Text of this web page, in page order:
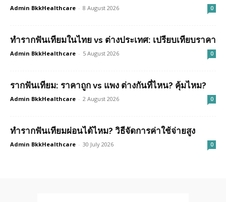
Admin BkkHealthcare - 8 August 2026 0
ทำรากฟันเทียมในไทย vs ต่างประเทศ: เปรียบเทียบราคา
Admin BkkHealthcare - 5 August 2026 0
รากฟันเทียม: ราคาถูก vs แพง ต่างกันที่ไหน? คุ้มไหม?
Admin BkkHealthcare - 2 August 2026 0
ทำรากฟันเทียมผ่อนได้ไหม? วิธีจัดการค่าใช้จ่ายสูง
Admin BkkHealthcare - 30 July 2026 0